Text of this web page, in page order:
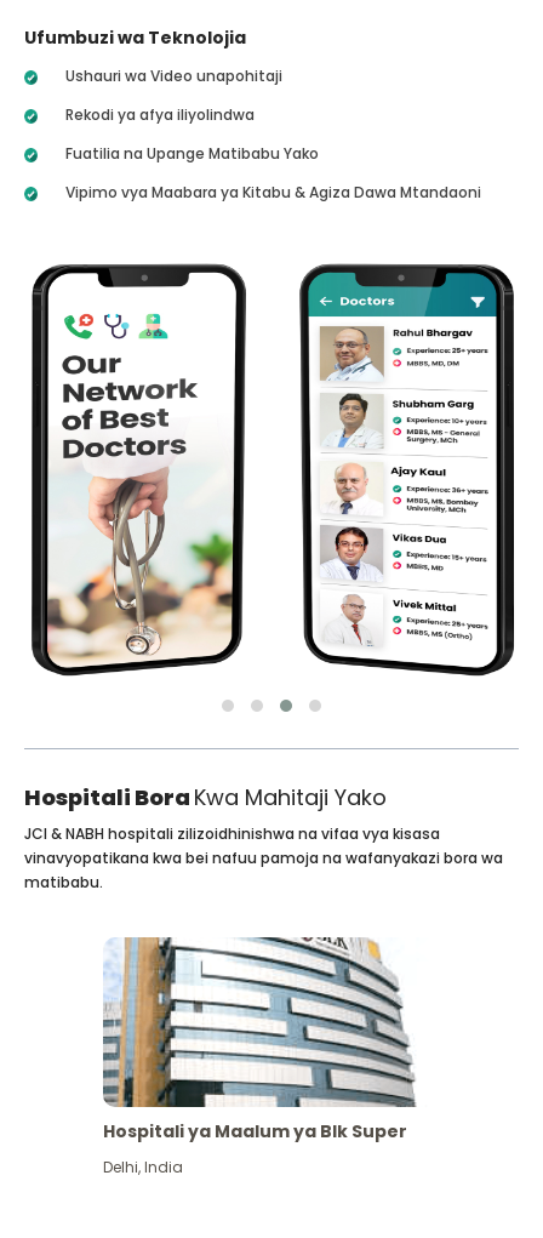
Ufumbuzi wa Teknolojia
Ushauri wa Video unapohitaji
Rekodi ya afya iliyolindwa
Fuatilia na Upange Matibabu Yako
Vipimo vya Maabara ya Kitabu & Agiza Dawa Mtandaoni
Hospitali Bora Kwa Mahitaji Yako
JCI & NABH hospitali zilizoidhinishwa na vifaa vya kisasa
vinavyopatikana kwa bei nafuu pamoja na wafanyakazi bora wa
matibabu.
Hospitali ya Maalum ya Blk Super
Delhi,India